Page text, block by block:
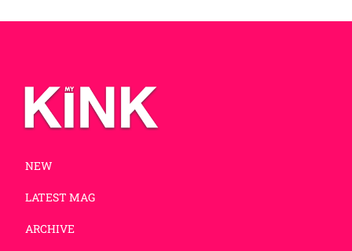
NEW
LATEST MAG
ARCHIVE